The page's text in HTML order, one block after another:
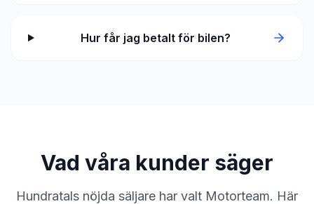
Hur får jag betalt för bilen?
Vad våra kunder säger
Hundratals nöjda säljare har valt Motorteam. Här